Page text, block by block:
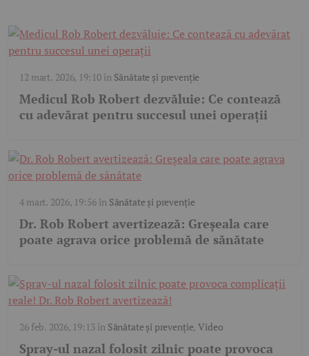
12 mart. 2026, 19:10în Sănătate și prevenție
Medicul Rob Robert dezvăluie: Ce contează
cu adevărat pentru succesul unei operații
4 mart. 2026, 19:56în Sănătate și prevenție
Dr. Rob Robert avertizează: Greșeala care
poate agrava orice problemă de sănătate
26 feb. 2026, 19:13în Sănătate și prevenție,Video
Spray-ul nazal folosit zilnic poate provoca